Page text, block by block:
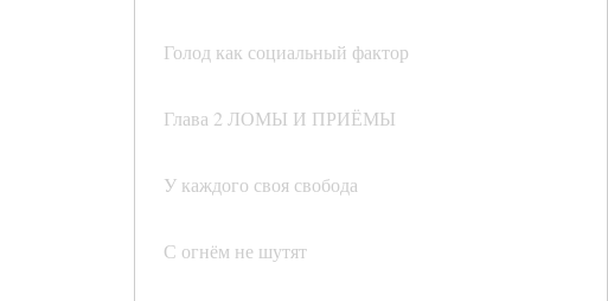
Голод как социальный фактор
Глава 2 ЛОМЫ И ПРИЁМЫ
У каждого своя свобода
С огнём не шутят